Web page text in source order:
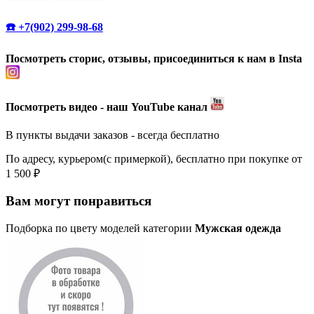
☎️ +7(902) 299-98-68
Посмотреть сторис, отзывы, присоединиться к нам в Insta
Посмотреть видео - наш YouTube канал
В пункты выдачи заказов - всегда бесплатно
По адресу, курьером(с примеркой), бесплатно при покупке от
1 500 ₽
Вам могут понравиться
Подборка по цвету моделей категории Мужская одежда